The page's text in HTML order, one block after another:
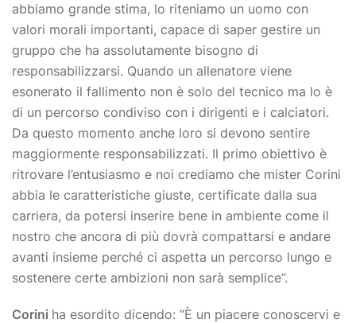
abbiamo grande stima, lo riteniamo un uomo con
valori morali importanti, capace di saper gestire un
gruppo che ha assolutamente bisogno di
responsabilizzarsi. Quando un allenatore viene
esonerato il fallimento non è solo del tecnico ma lo è
di un percorso condiviso con i dirigenti e i calciatori.
Da questo momento anche loro si devono sentire
maggiormente responsabilizzati. Il primo obiettivo è
ritrovare l’entusiasmo e noi crediamo che mister Corini
abbia le caratteristiche giuste, certificate dalla sua
carriera, da potersi inserire bene in ambiente come il
nostro che ancora di più dovrà compattarsi e andare
avanti insieme perché ci aspetta un percorso lungo e
sostenere certe ambizioni non sarà semplice”.
Corini ha esordito dicendo: “È un piacere conoscervi e